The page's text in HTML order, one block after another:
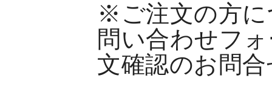
※ご注文の方に
問い合わせフ
文確認のお問